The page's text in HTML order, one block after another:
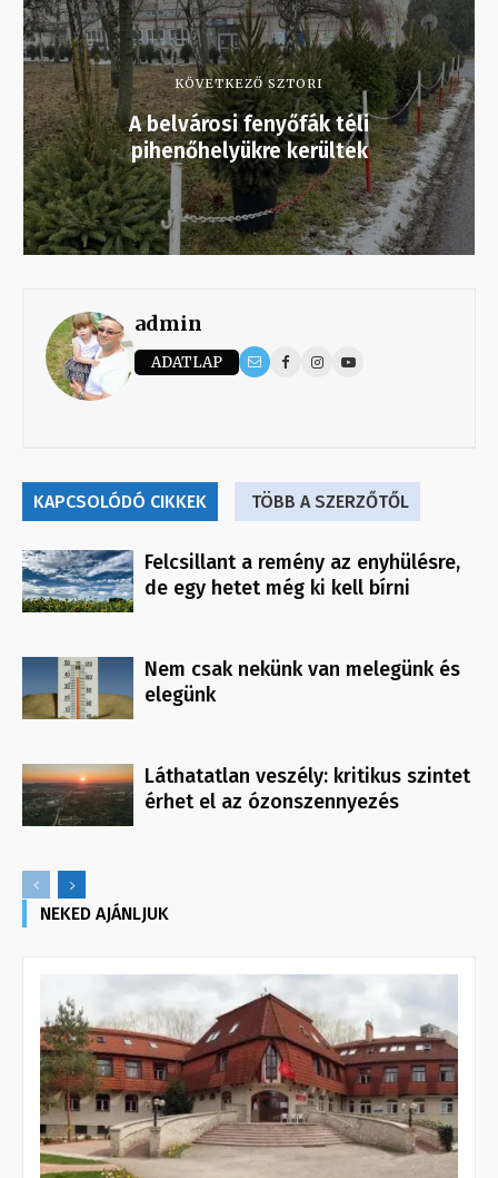
KÖVETKEZŐ SZTORI
A belvárosi fenyőfák téli
pihenőhelyükre kerültek
admin
ADATLAP
KAPCSOLÓDÓ CIKKEK TÖBB A SZERZŐTŐL
Felcsillant a remény az enyhülésre,
de egy hetet még ki kell bírni
Nem csak nekünk van melegünk és
elegünk
Láthatatlan veszély: kritikus szintet
érhet el az ózonszennyezés
NEKED AJÁNLJUK